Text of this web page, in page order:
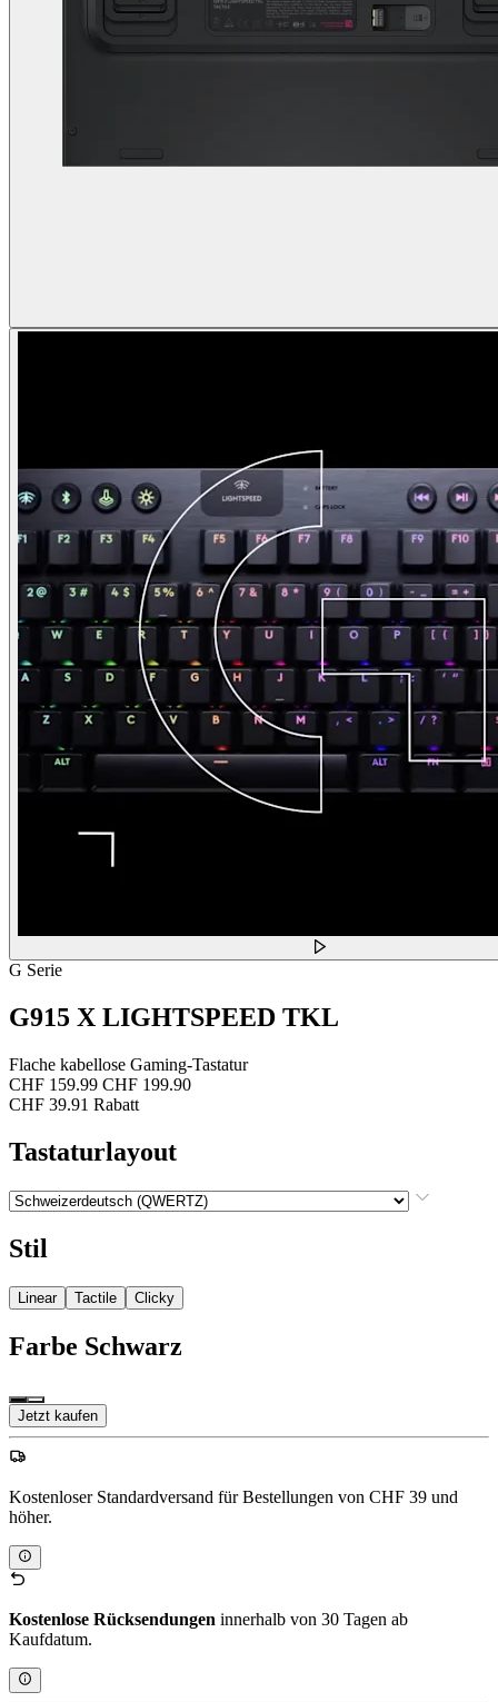
G Serie
G915 X LIGHTSPEED TKL
Flache kabellose Gaming-Tastatur
CHF 159.99 CHF 199.90
CHF 39.91 Rabatt
Tastaturlayout
Stil
Linear Tactile Clicky
Farbe Schwarz
Jetzt kaufen
Kostenloser Standardversand für Bestellungen von CHF 39 und
höher.
Kostenlose Rücksendungen innerhalb von 30 Tagen ab
Kaufdatum.